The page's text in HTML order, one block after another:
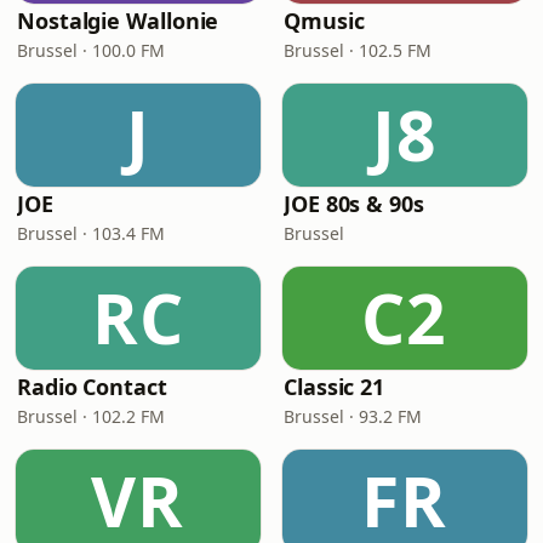
Nostalgie Wallonie
Brussel · 100.0 FM
Qmusic
Brussel · 102.5 FM
J
JOE
Brussel · 103.4 FM
J8
JOE 80s & 90s
Brussel
RC
Radio Contact
Brussel · 102.2 FM
C2
Classic 21
Brussel · 93.2 FM
VR FR